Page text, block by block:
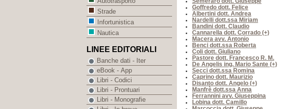
Goffredo dott. Felice
Albertini dott. Andrea
Nardelli dott.ssa Miriam
Bandini dott. Claudio
Cannarella dott. Corrado (+)
Macera avv. Antonio
Benci dott.ssa Roberta
Coli dott. Giuliano
Pastore dott. Francesco R. M.
De Angelis ing. Mario Sante (+)
Secci dott.ssa Romina
Caprino dott. Maurizio
Disanto dott. Angelo (+)
Manfrè dott.ssa Anna
Ferrannini avv. Giuseppina
Lobina dott. Camillo
Strade
Infortunistica
Nautica
LINEE EDITORIALI
Banche dati - Iter
eBook - App
Libri - Codici
Libri - Prontuari
Libri - Monografie